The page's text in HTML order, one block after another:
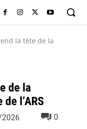
la tête de la
de la
l’ARS
0